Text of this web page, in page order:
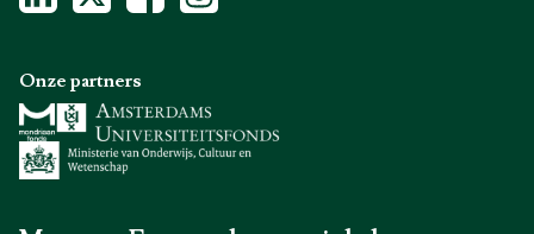
Onze partners